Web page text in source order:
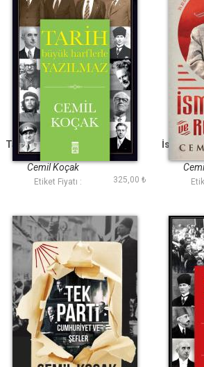
Tarih Büyük Harflerle
Yazılmaz
Cemil Koçak
Etiket Fiyatı : 325,00 ₺
İsmet